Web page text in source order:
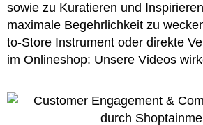
sowie zu Kuratieren und
maximale Begehrlichkeit zu
to-Store Instrument oder direkte
im Onlineshop: Unsere Videos